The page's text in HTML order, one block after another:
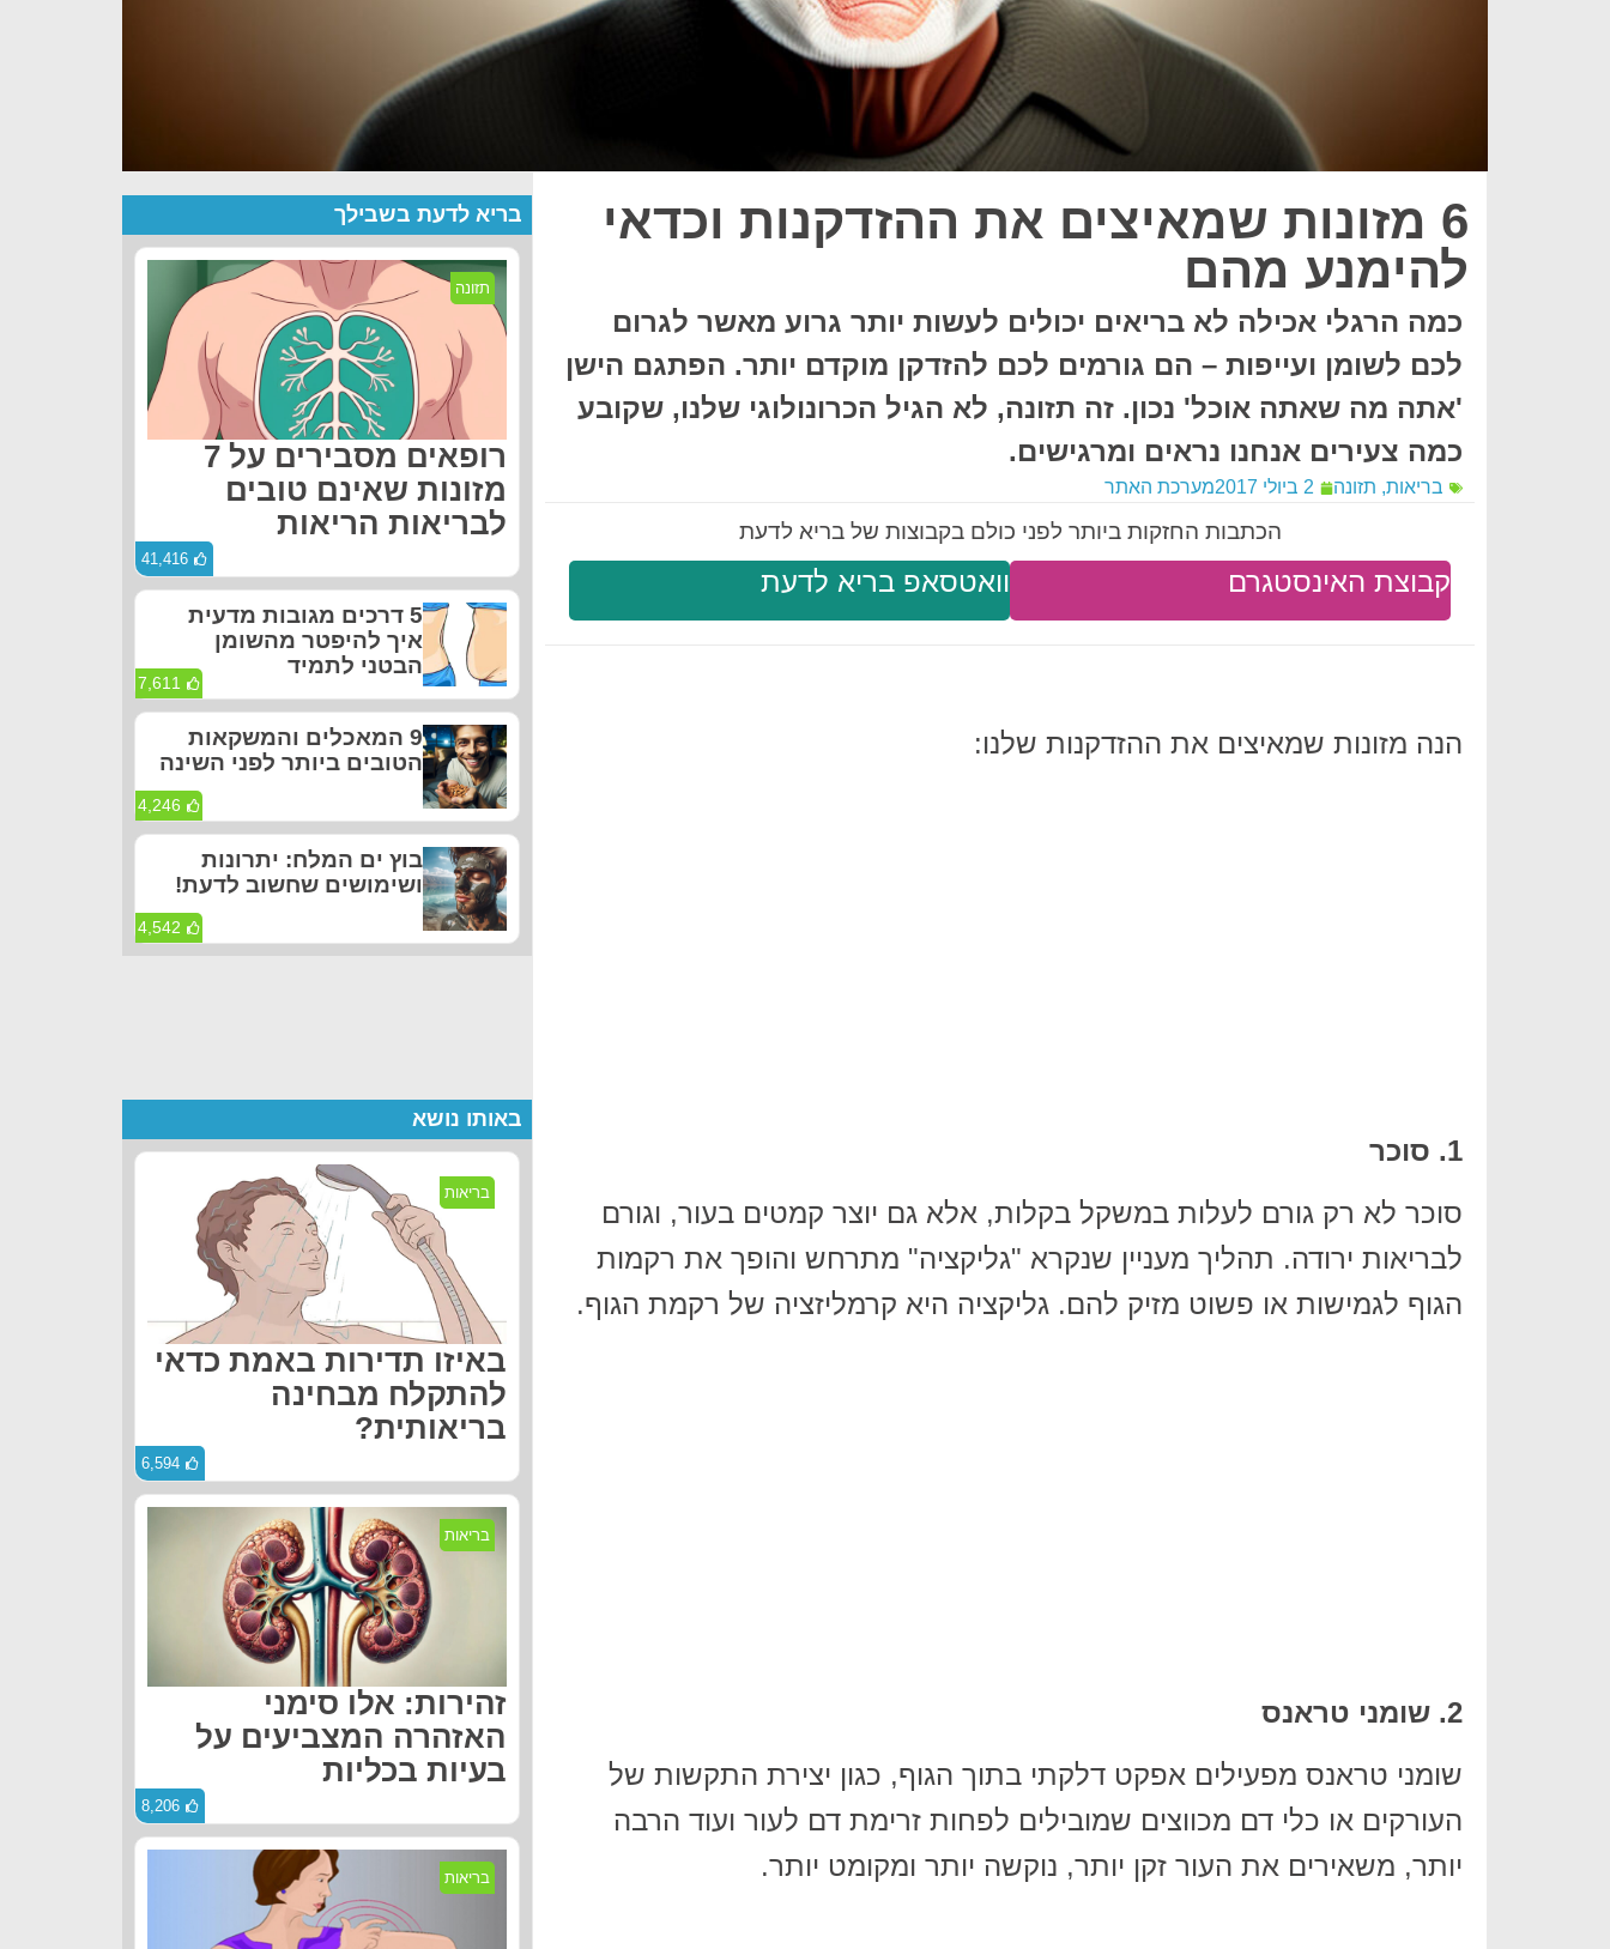
6 מזונות שמאיצים את ההזדקנות וכדאי
להימנע מהם
כמה הרגלי אכילה לא בריאים יכולים לעשות יותר גרוע מאשר לגרום
לכם לשומן ועייפות – הם גורמים לכם להזדקן מוקדם יותר. הפתגם הישן
'אתה מה שאתה אוכל' נכון. זה תזונה, לא הגיל הכרונולוגי שלנו, שקובע
כמה צעירים אנחנו נראים ומרגישים.
בריאות, תזונה 2 ביולי 2017 מערכת האתר
הכתבות החזקות ביותר לפני כולם בקבוצות של בריא לדעת
וואטסאפ בריא לדעת קבוצת האינסטגרם
הנה מזונות שמאיצים את ההזדקנות שלנו:
1. סוכר
סוכר לא רק גורם לעלות במשקל בקלות, אלא גם יוצר קמטים בעור, וגורם
לבריאות ירודה. תהליך מעניין שנקרא "גליקציה" מתרחש והופך את רקמות
הגוף לגמישות או פשוט מזיק להם. גליקציה היא קרמליזציה של רקמת הגוף.
2. שומני טראנס
שומני טראנס מפעילים אפקט דלקתי בתוך הגוף, כגון יצירת התקשות של
העורקים או כלי דם מכווצים שמובילים לפחות זרימת דם לעור ועוד הרבה
יותר, משאירים את העור זקן יותר, נוקשה יותר ומקומט יותר.
בריא לדעת בשבילך
תזונה
רופאים מסבירים על 7
מזונות שאינם טובים
לבריאות הריאות
41,416
5 דרכים מגובות מדעית
איך להיפטר מהשומן
הבטני לתמיד
7,611
9 המאכלים והמשקאות
הטובים ביותר לפני השינה
4,246
בוץ ים המלח: יתרונות
ושימושים שחשוב לדעת!
4,542
באותו נושא
בריאות
באיזו תדירות באמת כדאי
להתקלח מבחינה
בריאותית?
6,594
בריאות
זהירות: אלו סימני
האזהרה המצביעים על
בעיות בכליות
8,206
בריאות